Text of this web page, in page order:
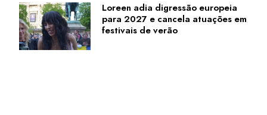
Loreen adia digressão europeia
para 2027 e cancela atuações em
festivais de verão